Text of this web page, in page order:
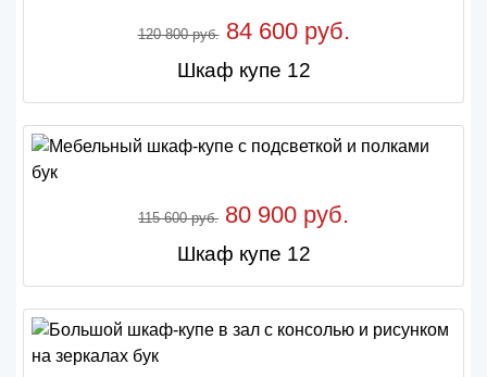
120 800 руб.84 600 руб.
Шкаф купе 12
115 600 руб. 80 900 руб.
Шкаф купе 12